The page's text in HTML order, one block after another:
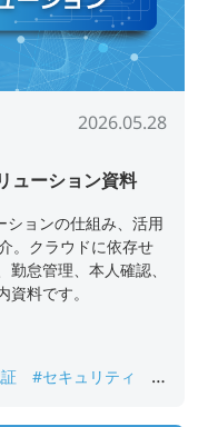
2026.05.28
ューション資料
ョンの仕組み、活用
。クラウドに依存せ
怠管理、本人確認、
料です。
#セキュリティ
#